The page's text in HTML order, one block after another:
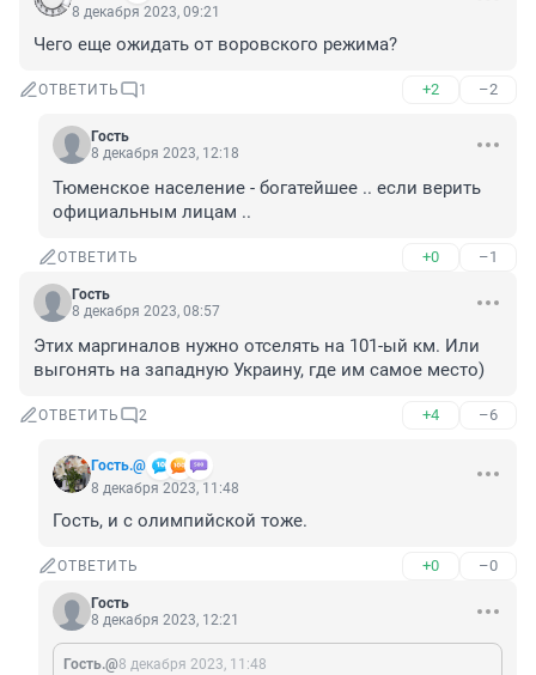
8 декабря 2023, 09:21
Чего еще ожидать от воровского режима?
ОТВЕТИТЬ 1 +2 –2
Гость
8 декабря 2023, 12:18
Тюменское население - богатейшее .. если верить
официальным лицам ..
ОТВЕТИТЬ +0 –1
Гость
8 декабря 2023, 08:57
Этих маргиналов нужно отселять на 101-ый км. Или
выгонять на западную Украину, где им самое место)
ОТВЕТИТЬ 2 +4 –6
Гость.@
8 декабря 2023, 11:48
Гость, и с олимпийской тоже.
ОТВЕТИТЬ +0 –0
Гость
8 декабря 2023, 12:21
Гость.@8 декабря 2023, 11:48